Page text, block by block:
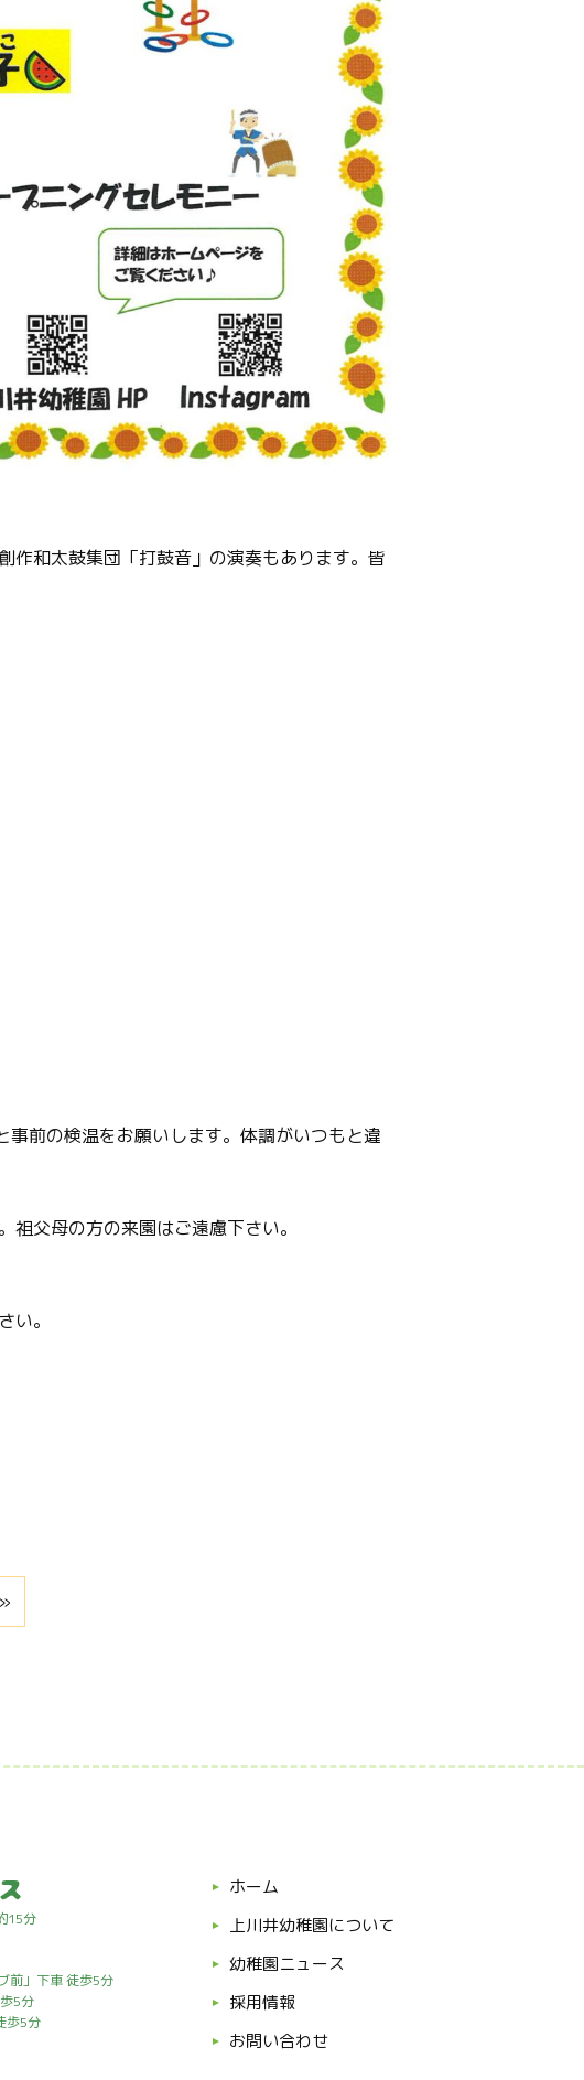
作和太鼓集団「打鼓音」の演奏もあります。皆
前の検温をお願いします。体調がいつもと違
父母の方の来園はご遠慮下さい。
。
15分
前」下車 徒歩5分
5分
歩5分
ホーム
上川井幼稚園について
幼稚園ニュース
採用情報
お問い合わせ